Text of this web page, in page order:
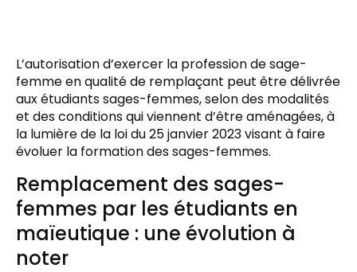
L’autorisation d’exercer la profession de sage-
femme en qualité de remplaçant peut être délivrée
aux étudiants sages-femmes, selon des modalités
et des conditions qui viennent d’être aménagées, à
la lumière de la loi du 25 janvier 2023 visant à faire
évoluer la formation des sages-femmes.
Remplacement des sages-
femmes par les étudiants en
maïeutique : une évolution à
noter